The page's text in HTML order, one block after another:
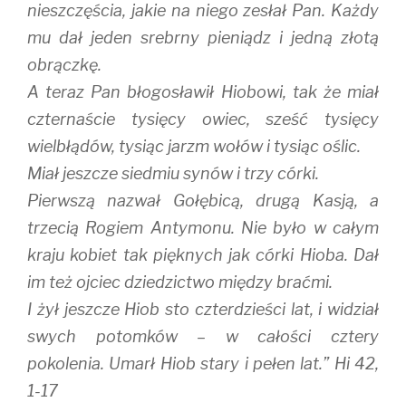
nieszczęścia, jakie na niego zesłał Pan. Każdy
mu dał jeden srebrny pieniądz i jedną złotą
obrączkę.
A teraz Pan błogosławił Hiobowi, tak że miał
czternaście tysięcy owiec, sześć tysięcy
wielbłądów, tysiąc jarzm wołów i tysiąc oślic.
Miał jeszcze siedmiu synów i trzy córki.
Pierwszą nazwał Gołębicą, drugą Kasją, a
trzecią Rogiem Antymonu. Nie było w całym
kraju kobiet tak pięknych jak córki Hioba. Dał
im też ojciec dziedzictwo między braćmi.
I żył jeszcze Hiob sto czterdzieści lat, i widział
swych potomków – w całości cztery
pokolenia. Umarł Hiob stary i pełen lat.” Hi 42,
1-17